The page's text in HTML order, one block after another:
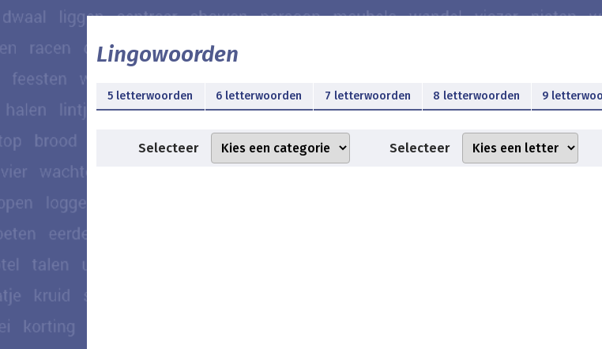
Lingowoorden
5 letterwoorden 6 letterwoorden 7 letterwoorden 8 letterwoorden 9
Selecteer Selecteer